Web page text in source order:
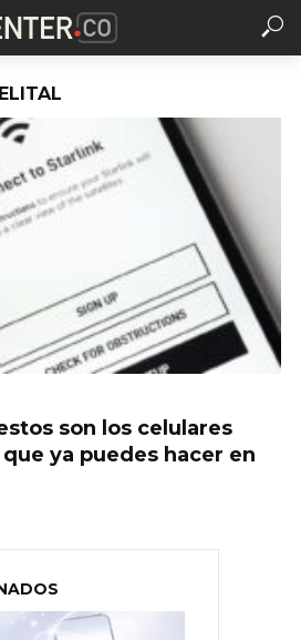
son los celulares
ya puedes hacer en